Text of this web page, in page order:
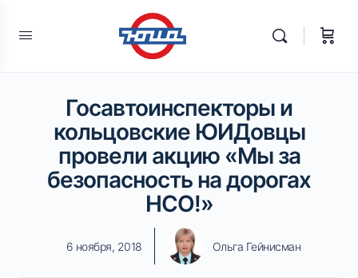
Госавтоинспекторы и
кольцовские ЮИДовцы
провели акцию «Мы за
безопасность на дорогах
НСО!»
6 ноября, 2018 Ольга Гейнисман